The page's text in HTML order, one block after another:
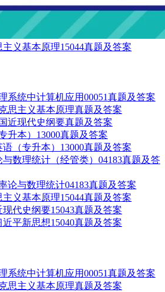
主义基本原理15044真题及答案
系统中计算机应用00051真题及答案
思主义基本原理真题及答案
近现代史纲要真题及答案
升本）13000真题及答案
语（专升本）13000真题及答案
与数理统计（经管类）04183真题及答
论与数理统计04183真题及答案
主义基本原理15044真题及答案
现代史纲要15043真题及答案
近平新思想15040真题及答案
系统中计算机应用00051真题及答案
思主义基本原理真题及答案